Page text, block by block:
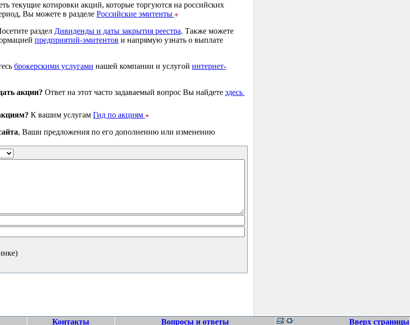
текущие котировки акций, которые торгуются на российских
Вы можете в разделе Российские эмитенты
раздел Дивиденды и даты закрытия реестра. Также можете
предприятий-эмитентов и напрямую узнать о выплате
брокерскими услугами нашей компании и услугой интернет-
акции? Ответ на этот часто задаваемый вопрос Вы найдете здесь
К вашим услугам Гид по акциям
, Ваши предложения по его дополнению или изменению
Контакты Вопросы и ответы Вверх страницы